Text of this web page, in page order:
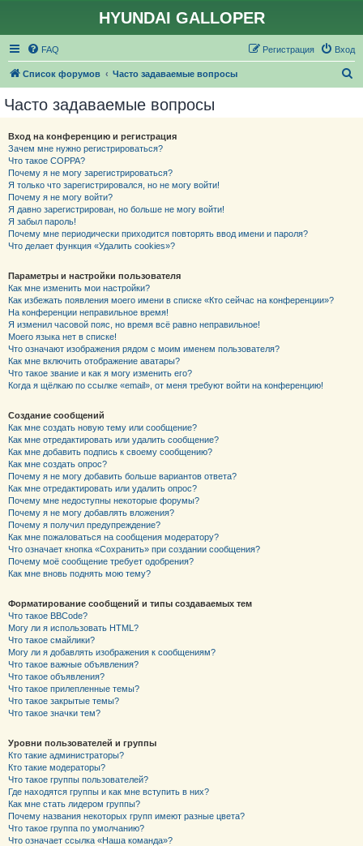
HYUNDAI GALLOPER
FAQ Вход
Регистрация
Список форумов Часто задаваемые вопросы
Часто задаваемые вопросы
Вход на конференцию и регистрация
Зачем мне нужно регистрироваться?
Что такое COPPA?
Почему я не могу зарегистрироваться?
Я только что зарегистрировался, но не могу войти!
Почему я не могу войти?
Я давно зарегистрирован, но больше не могу войти!
Я забыл пароль!
Почему мне периодически приходится повторять ввод имени и пароля?
Что делает функция «Удалить cookies»?
Параметры и настройки пользователя
Как мне изменить мои настройки?
Как избежать появления моего имени в списке «Кто сейчас на конференции»?
На конференции неправильное время!
Я изменил часовой пояс, но время всё равно неправильное!
Моего языка нет в списке!
Что означают изображения рядом с моим именем пользователя?
Как мне включить отображение аватары?
Что такое звание и как я могу изменить его?
Когда я щёлкаю по ссылке «email», от меня требуют войти на конференцию!
Создание сообщений
Как мне создать новую тему или сообщение?
Как мне отредактировать или удалить сообщение?
Как мне добавить подпись к своему сообщению?
Как мне создать опрос?
Почему я не могу добавить больше вариантов ответа?
Как мне отредактировать или удалить опрос?
Почему мне недоступны некоторые форумы?
Почему я не могу добавлять вложения?
Почему я получил предупреждение?
Как мне пожаловаться на сообщения модератору?
Что означает кнопка «Сохранить» при создании сообщения?
Почему моё сообщение требует одобрения?
Как мне вновь поднять мою тему?
Форматирование сообщений и типы создаваемых тем
Что такое BBCode?
Могу ли я использовать HTML?
Что такое смайлики?
Могу ли я добавлять изображения к сообщениям?
Что такое важные объявления?
Что такое объявления?
Что такое прилепленные темы?
Что такое закрытые темы?
Что такое значки тем?
Уровни пользователей и группы
Кто такие администраторы?
Кто такие модераторы?
Что такое группы пользователей?
Где находятся группы и как мне вступить в них?
Как мне стать лидером группы?
Почему названия некоторых групп имеют разные цвета?
Что такое группа по умолчанию?
Что означает ссылка «Наша команда»?